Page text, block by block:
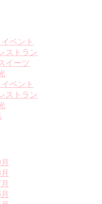
ベント
ストラン
イーツ
ベント
ストラン